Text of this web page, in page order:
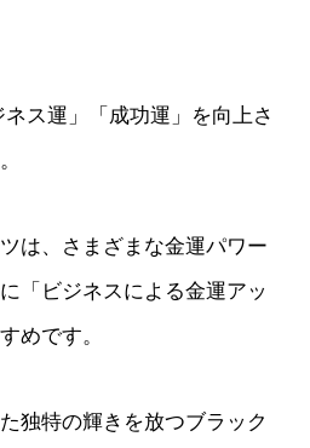
ス運」「成功運」を向上さ
は、さまざまな金運パワー
「ビジネスによる金運アッ
めです。
独特の輝きを放つブラック